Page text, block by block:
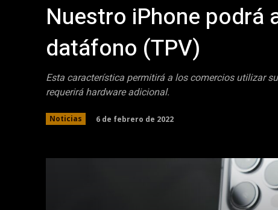
Nuestro iPhone podrá
datáfono (TPV)
Esta característica permitirá a los comercios utilizar
requerirá hardware adicional.
Noticias 6 de febrero de 2022